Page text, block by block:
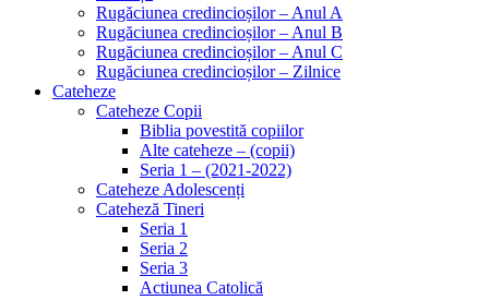
Rugăciunea credincioșilor – Anul A
Rugăciunea credincioșilor – Anul B
Rugăciunea credincioșilor – Anul C
Rugăciunea credincioșilor – Zilnice
Cateheze
Cateheze Copii
Biblia povestită copiilor
Alte cateheze – (copii)
Seria 1 – (2021-2022)
Cateheze Adolescenți
Cateheză Tineri
Seria 1
Seria 2
Seria 3
Actiunea Catolică